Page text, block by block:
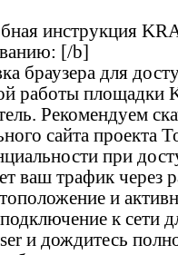
инструкция
[/b]
браузера для
работы площадки
Рекомендуем
сайта проекта
при
ваш трафик через
и
к сети
и дождитесь